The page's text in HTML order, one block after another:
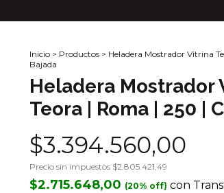
Inicio > Productos > Heladera Mostrador Vitrina
Bajada
Heladera Mostrador
Teora | Roma | 250 |
$3.394.560,00
Precio sin impuestos $2.805.421,49
$2.715.648,00 con